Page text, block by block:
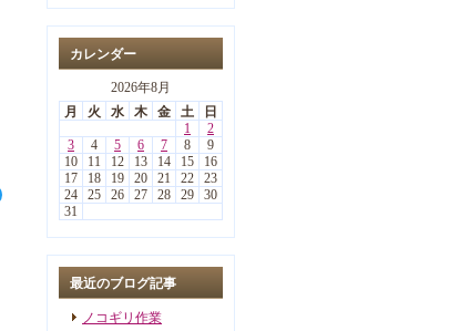
カレンダー
2026年8月
月
火 水 木 金 土
日
1
2
3
4 5 6 7 8
9
10
11 12 13 14 15
16
17
18 19 20 21 22
23
24
25 26 27 28 29
30
31
最近のブログ記事
ノコギリ作業